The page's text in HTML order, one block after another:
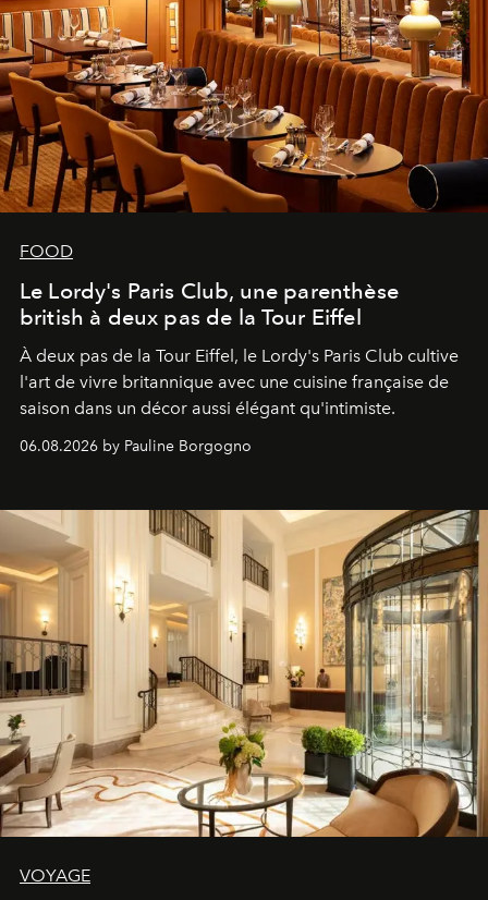
FOOD
Le Lordy's Paris Club, une parenthèse
british à deux pas de la Tour Eiffel
À deux pas de la Tour Eiffel, le Lordy's Paris Club cultive
l'art de vivre britannique avec une cuisine française de
saison dans un décor aussi élégant qu'intimiste.
06.08.2026 by Pauline Borgogno
VOYAGE